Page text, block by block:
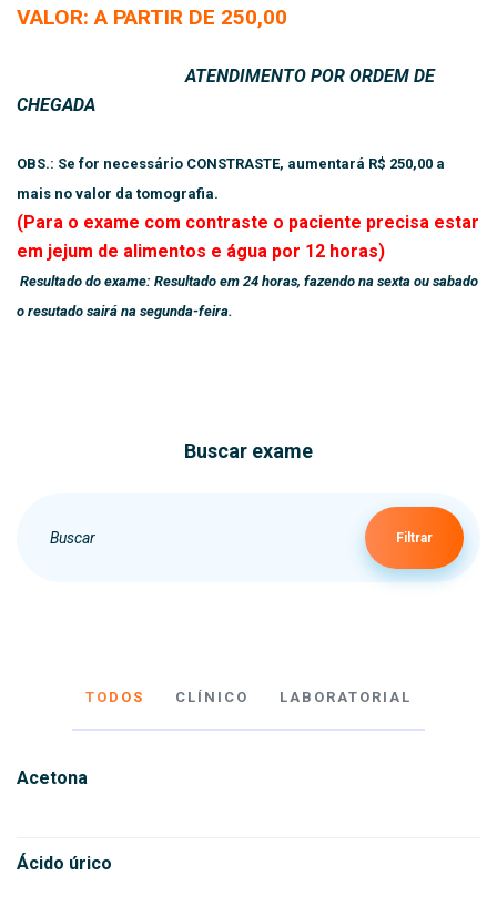
VALOR: A PARTIR DE 250,00
ATENDIMENTO POR ORDEM DE
CHEGADA
OBS.: Se for necessário CONSTRASTE, aumentará R$ 250,00 a
mais no valor da tomografia.
(Para o exame com contraste o paciente precisa estar
em jejum de alimentos e água por 12 horas)
Resultado do exame: Resultado em 24 horas, fazendo na sexta ou sabado
o resutado sairá na segunda-feira.
Buscar exame
Filtrar
TODOS CLÍNICO LABORATORIAL
Acetona
Ácido úrico